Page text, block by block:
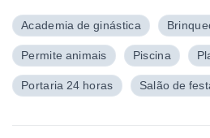
Academia de ginástica
Permite animais Piscina
Portaria 24 horas Salão de